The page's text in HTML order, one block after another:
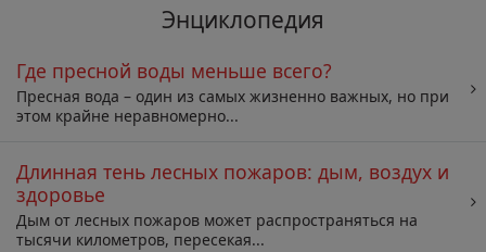
Энциклопедия
Где пресной воды меньше всего?
Пресная вода – один из самых жизненно важных, но при
этом крайне неравномерно...
Длинная тень лесных пожаров: дым, воздух и
здоровье
Дым от лесных пожаров может распространяться на
тысячи километров, пересекая...